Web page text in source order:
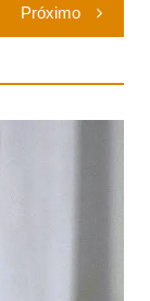
Próximo